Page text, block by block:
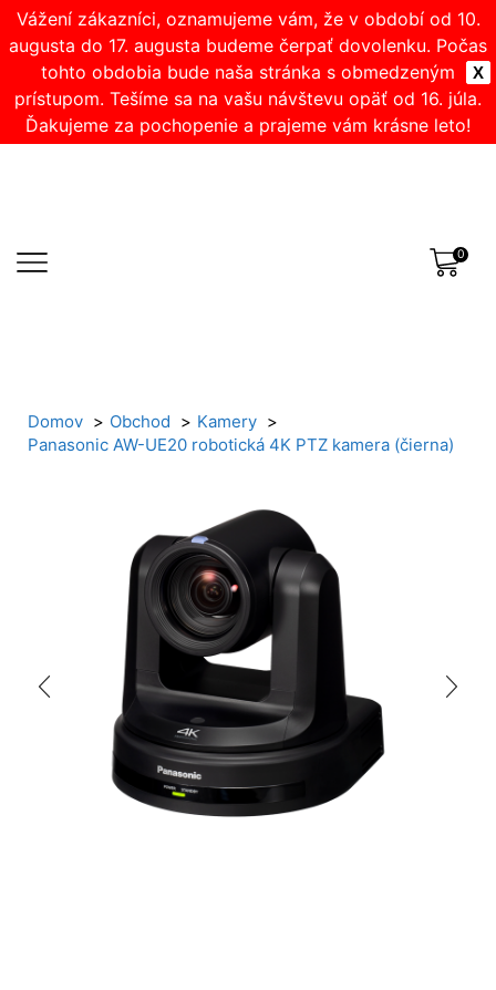
X
Vážení zákazníci, oznamujeme vám, že v období od 10.
augusta do 17. augusta budeme čerpať dovolenku. Počas
tohto obdobia bude naša stránka s obmedzeným
prístupom. Tešíme sa na vašu návštevu opäť od 16. júla.
Ďakujeme za pochopenie a prajeme vám krásne leto!
0
Domov Obchod
Kamery
Panasonic AW-UE20 robotická 4K PTZ kamera (čierna)